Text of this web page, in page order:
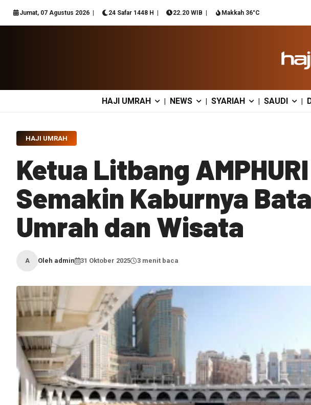
Jumat, 07 Agustus 2026 24 Safar 1448 H 22.20 WIB Makkah 36°C
HAJI UMRAH | NEWS | SYARIAH | SAUDI |
HAJI UMRAH
Ketua Litbang
Semakin Kaburnya
Umrah dan Wisata
A Oleh admin 31 Oktober 2025 3 menit baca